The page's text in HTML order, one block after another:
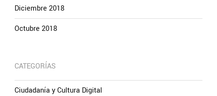
Diciembre 2018
Octubre 2018
CATEGORÍAS
Ciudadanía y Cultura Digital